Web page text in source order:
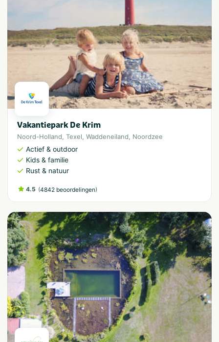
Vakantiepark De Krim
Noord-Holland, Texel, Waddeneiland, Noordzee
Actief & outdoor
Kids & familie
Rust & natuur
4.5 (4842 beoordelingen)